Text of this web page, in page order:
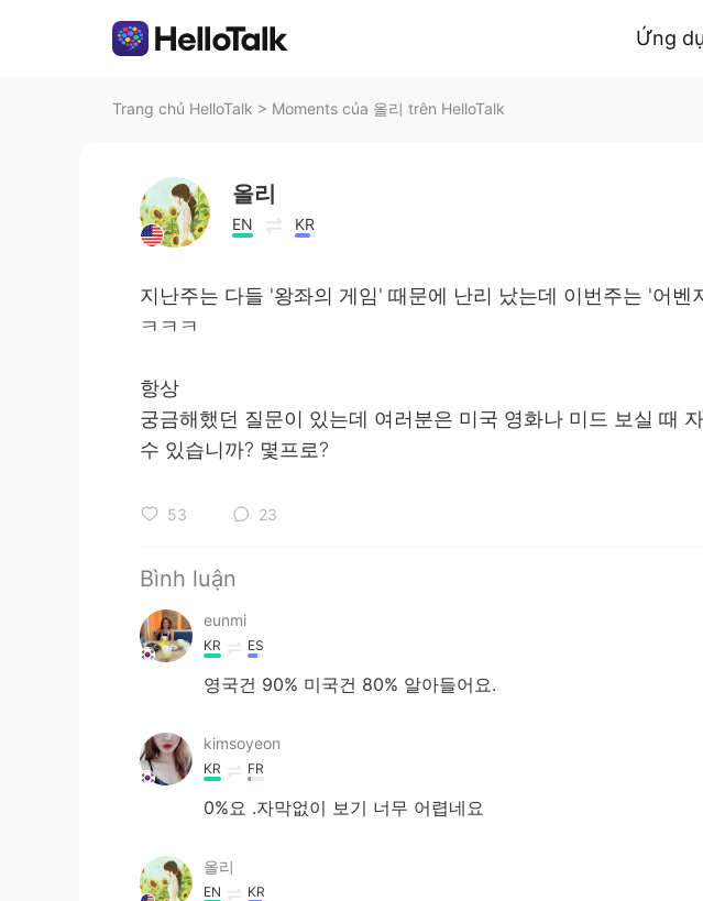
Ứng
Trang chủ HelloTalk > Moments của 올리 trên HelloTalk
올리
EN KR
지난주는 다들 '왕좌의 게임' 때문에 난리 났는데 이번주는 '어벤
ㅋㅋㅋ
항상
궁금해했던 질문이 있는데 여러분은 미국 영화나 미드 보실 때
수 있습니까? 몇프로?
53 23
Bình luận
eunmi
KR ES
영국건 90% 미국건 80% 알아들어요.
kimsoyeon
KR FR
0%요 .자막없이 보기 너무 어렵네요
올리
EN KR